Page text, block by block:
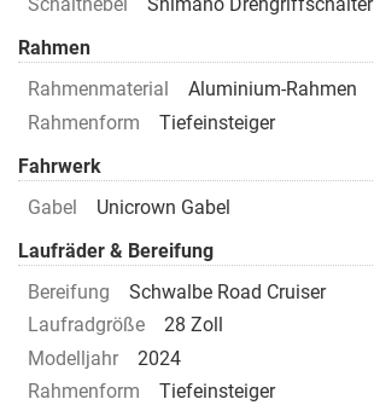
Rahmen
Rahmenmaterial
Aluminium-Rahmen
Rahmenform
Tiefeinsteiger
Fahrwerk
Gabel
Unicrown Gabel
Laufräder & Bereifung
Bereifung
Schwalbe Road Cruiser
Laufradgröße
28 Zoll
Modelljahr
2024
Rahmenform
Tiefeinsteiger